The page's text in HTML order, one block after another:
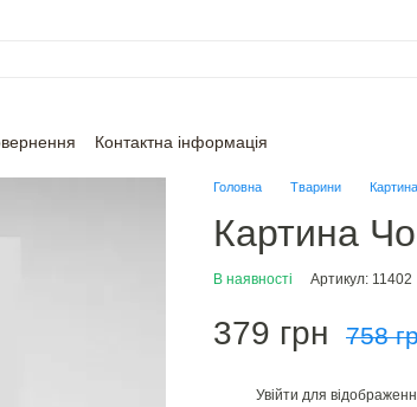
Контактна інформація
Головна Тварини
Картина
В наявності Артикул: 11402
379 грн 758
Увійти для